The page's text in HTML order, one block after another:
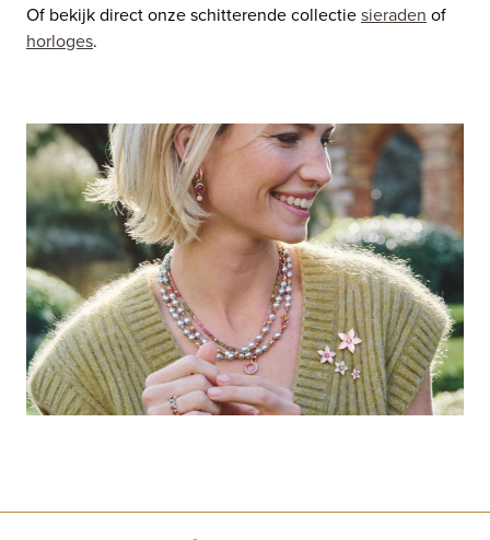
Of bekijk direct onze schitterende collectiesieraden of
horloges.